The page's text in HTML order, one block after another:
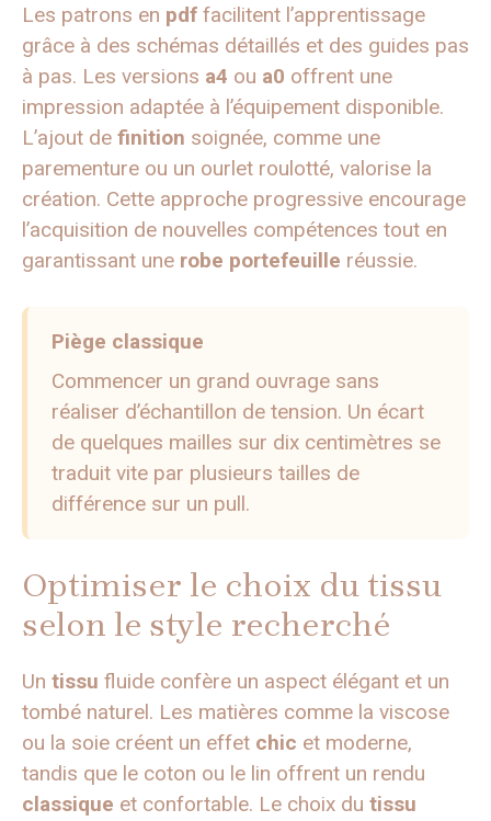
Les patrons en pdf facilitent l’apprentissage
grâce à des schémas détaillés et des guides pas
à pas. Les versions a4 ou a0 offrent une
impression adaptée à l’équipement disponible.
L’ajout de finition soignée, comme une
parementure ou un ourlet roulotté, valorise la
création. Cette approche progressive encourage
l’acquisition de nouvelles compétences tout en
garantissant une robe portefeuille réussie.
Piège classique
Commencer un grand ouvrage sans
réaliser d’échantillon de tension. Un écart
de quelques mailles sur dix centimètres se
traduit vite par plusieurs tailles de
différence sur un pull.
Optimiser le choix du tissu
selon le style recherché
Un tissu fluide confère un aspect élégant et un
tombé naturel. Les matières comme la viscose
ou la soie créent un effet chic et moderne,
tandis que le coton ou le lin offrent un rendu
classique et confortable. Le choix du tissu